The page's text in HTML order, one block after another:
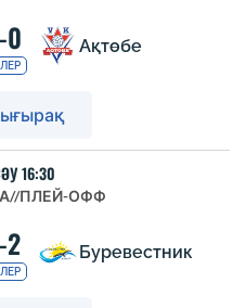
0 Ақтөбе
16:30
//ПЛЕЙ-ОФФ
2 Буревестник